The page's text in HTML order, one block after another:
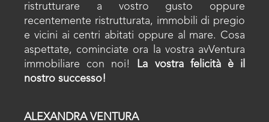
ristrutturare a vostro gusto oppure
recentemente ristrutturata, immobili di pregio
e vicini ai centri abitati oppure al mare. Cosa
aspettate, cominciate ora la vostra avVentura
immobiliare con noi!
La vostra felicità è il
nostro successo!
ALEXANDRA VENTURA